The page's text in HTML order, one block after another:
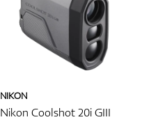
NIKON
Nikon Coolshot 20i GIII